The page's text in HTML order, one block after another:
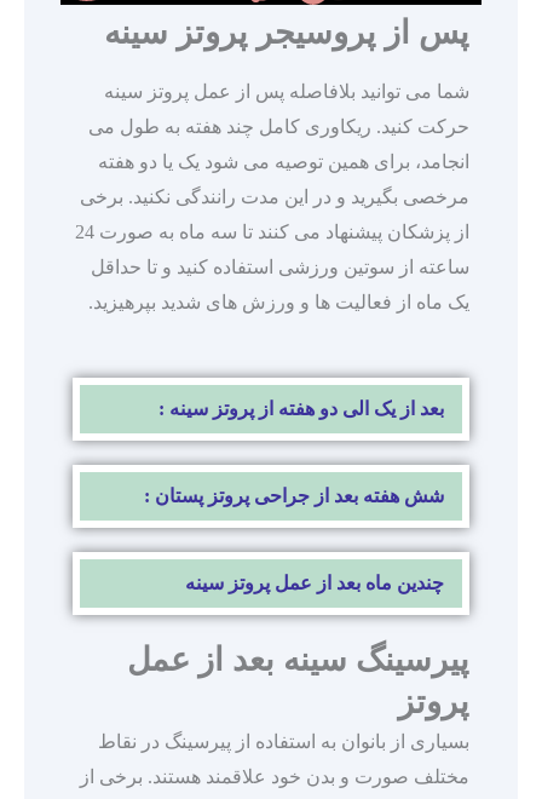
پس از پروسیجر پروتز سینه
شما می توانید بلافاصله پس از عمل پروتز سینه
حرکت کنید. ریکاوری کامل چند هفته به طول می
انجامد، برای همین توصیه می شود یک یا دو هفته
مرخصی بگیرید و در این مدت رانندگی نکنید. برخی
از پزشکان پیشنهاد می کنند تا سه ماه به صورت 24
ساعته از سوتین ورزشی استفاده کنید و تا حداقل
یک ماه از فعالیت ها و ورزش های شدید بپرهیزید.
بعد از یک الی دو هفته از پروتز سینه :
شش هفته بعد از جراحی پروتز پستان :
چندین ماه بعد از عمل پروتز سینه
پیرسینگ سینه بعد از عمل
پروتز
بسیاری از بانوان به استفاده از پیرسینگ در نقاط
مختلف صورت و بدن خود علاقمند هستند. برخی از